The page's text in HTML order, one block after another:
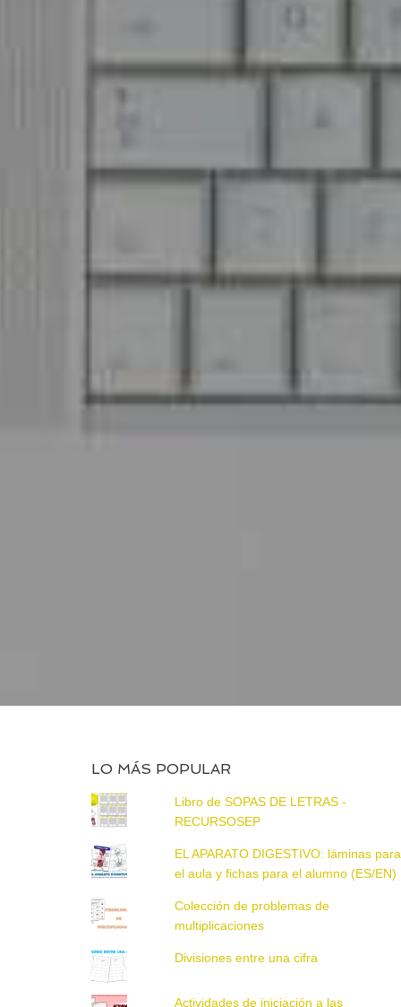
LO MÁS POPULAR
Libro de SOPAS DE LETRAS -
RECURSOSEP
EL APARATO DIGESTIVO: láminas para
el aula y fichas para el alumno (ES/EN)
Colección de problemas de
multiplicaciones
Divisiones entre una cifra
Actividades de iniciación a las